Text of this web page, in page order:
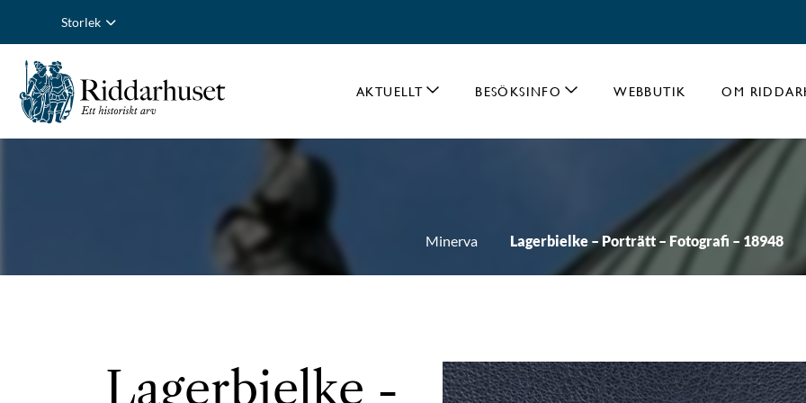
Storlek
AKTUELLT BESÖKSINFO WEBBUTIK OM
Minerva Lagerbielke – Porträtt – Fotografi – 18948
Lagerbielke -